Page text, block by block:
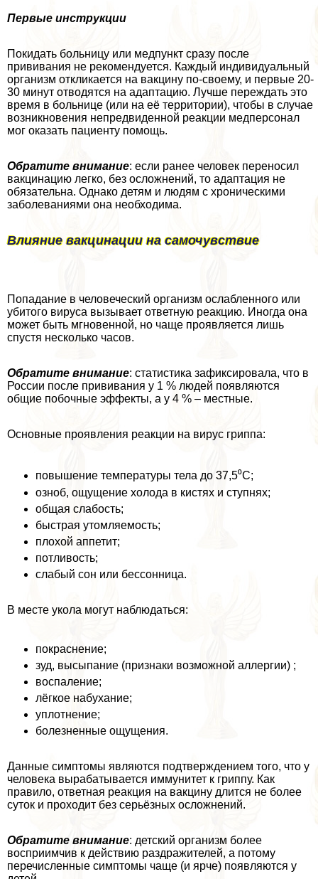
Первые инструкции
Покидать больницу или медпункт сразу после
прививания не рекомендуется. Каждый индивидуальный
организм откликается на вакцину по-своему, и первые 20-
30 минут отводятся на адаптацию. Лучше переждать это
время в больнице (или на её территории), чтобы в случае
возникновения непредвиденной реакции медперсонал
мог оказать пациенту помощь.
Обратите внимание: если ранее человек переносил
вакцинацию легко, без осложнений, то адаптация не
обязательна. Однако детям и людям с хроническими
заболеваниями она необходима.
Влияние вакцинации на самочувствие
Попадание в человеческий организм ослабленного или
убитого вируса вызывает ответную реакцию. Иногда она
может быть мгновенной, но чаще проявляется лишь
спустя несколько часов.
Обратите внимание: статистика зафиксировала, что в
России после прививания у 1 % людей появляются
общие побочные эффекты, а у 4 % – местные.
Основные проявления реакции на вирус гриппа:
повышение температуры тела до 37,5⁰С;
озноб, ощущение холода в кистях и ступнях;
общая слабость;
быстрая утомляемость;
плохой аппетит;
потливость;
слабый сон или бессонница.
В месте укола могут наблюдаться:
покраснение;
зуд, высыпание (признаки возможной аллергии) ;
воспаление;
лёгкое набухание;
уплотнение;
болезненные ощущения.
Данные симптомы являются подтверждением того, что у
человека выpaбатывается иммунитет к гриппу. Как
правило, ответная реакция на вакцину длится не более
суток и проходит без серьёзных осложнений.
Обратите внимание: детский организм более
восприимчив к действию раздражителей, а потому
перечисленные симптомы чаще (и ярче) появляются у